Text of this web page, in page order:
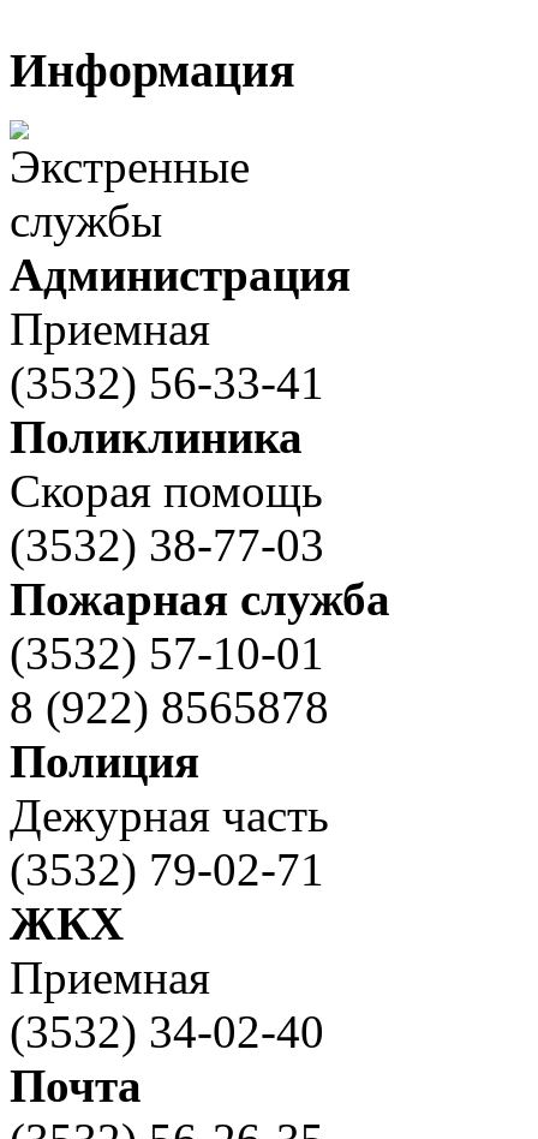
Информация
Администрация
Приемная
(3532) 56-33-41
Поликлиника
Скорая помощь
(3532) 38-77-03
Пожарная служба
(3532) 57-10-01
8 (922) 8565878
Полиция
Дежурная часть
(3532) 79-02-71
ЖКХ
Приемная
(3532) 34-02-40
Почта